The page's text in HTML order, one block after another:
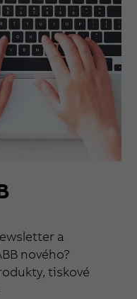
a
nového?
tiskové